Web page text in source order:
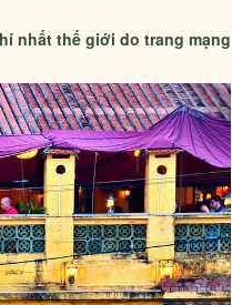
nhất thế giới do trang mạng